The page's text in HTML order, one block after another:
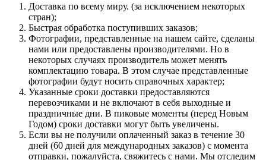
Доставка по всему миру. (за исключением некоторых
стран);
Быстрая обработка поступивших заказов;
Фотографии, представленные на нашем сайте, сделаны
нами или предоставлены производителями. Но в
некоторых случаях производитель может менять
комплектацию товара. В этом случае представленные
фотографии будут носить справочных характер;
Указанные сроки доставки предоставляются
перевозчиками и не включают в себя выходные и
праздничные дни. В пиковые моменты (перед Новым
Годом) сроки доставки могут быть увеличены.
Если вы не получили оплаченный заказ в течение 30
дней (60 дней для международных заказов) с момента
отправки, пожалуйста, свяжитесь с нами. Мы отследим